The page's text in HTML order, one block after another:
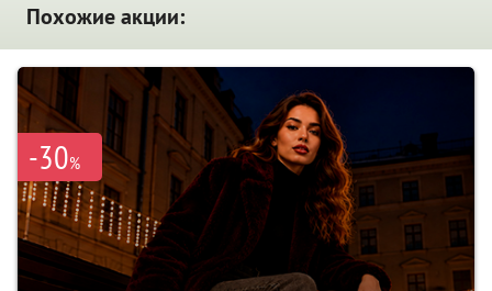
Похожие акции:
-30%